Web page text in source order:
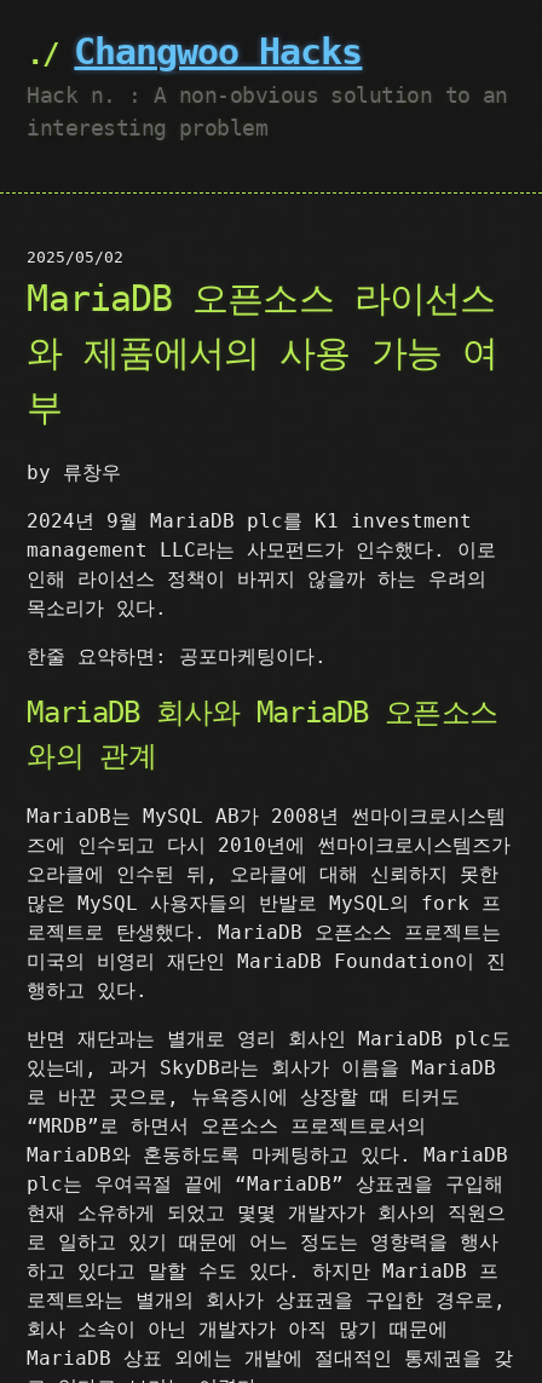
Changwoo Hacks
Hack n. : A non-obvious solution to an
interesting problem
2025/05/02
MariaDB 오픈소스 라이선스
와 제품에서의 사용 가능 여
부
by 류창우
2024년 9월 MariaDB plc를 K1 investment
management LLC라는 사모펀드가 인수했다. 이로
인해 라이선스 정책이 바뀌지 않을까 하는 우려의
목소리가 있다.
한줄 요약하면: 공포마케팅이다.
MariaDB 회사와 MariaDB 오픈소스
와의 관계
MariaDB는 MySQL AB가 2008년 썬마이크로시스템
즈에 인수되고 다시 2010년에 썬마이크로시스템즈가
오라클에 인수된 뒤, 오라클에 대해 신뢰하지 못한
많은 MySQL 사용자들의 반발로 MySQL의 fork 프
로젝트로 탄생했다. MariaDB 오픈소스 프로젝트는
미국의 비영리 재단인 MariaDB Foundation이 진
행하고 있다.
반면 재단과는 별개로 영리 회사인 MariaDB plc도
있는데, 과거 SkyDB라는 회사가 이름을 MariaDB
로 바꾼 곳으로, 뉴욕증시에 상장할 때 티커도
“MRDB”로 하면서 오픈소스 프로젝트로서의
MariaDB와 혼동하도록 마케팅하고 있다. MariaDB
plc는 우여곡절 끝에 “MariaDB” 상표권을 구입해
현재 소유하게 되었고 몇몇 개발자가 회사의 직원으
로 일하고 있기 때문에 어느 정도는 영향력을 행사
하고 있다고 말할 수도 있다. 하지만 MariaDB 프
로젝트와는 별개의 회사가 상표권을 구입한 경우로,
회사 소속이 아닌 개발자가 아직 많기 때문에
MariaDB 상표 외에는 개발에 절대적인 통제권을 갖